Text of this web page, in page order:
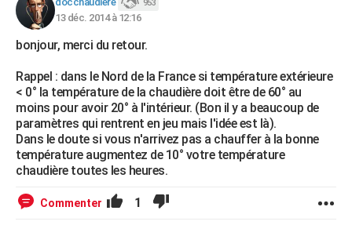
953
13 déc. 2014 à 12:16
bonjour, merci du retour.
Rappel : dans le Nord de la France si température extérieure
< 0° la température de la chaudière doit être de 60° au
moins pour avoir 20° à l'intérieur. (Bon il y a beaucoup de
paramètres qui rentrent en jeu mais l'idée est là).
Dans le doute si vous n'arrivez pas a chauffer à la bonne
température augmentez de 10° votre température
chaudière toutes les heures.
Commenter 1